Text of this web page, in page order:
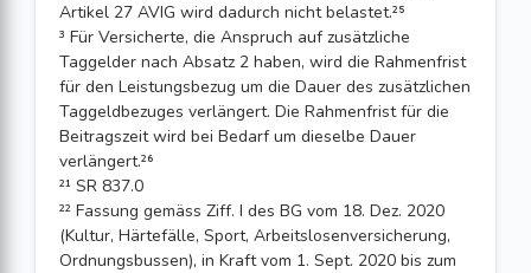
Artikel 27 AVIG wird dadurch nicht belastet.²⁵
³ Für Versicherte, die Anspruch auf zusätzliche
Taggelder nach Absatz 2 haben, wird die Rahmenfrist
für den Leistungsbezug um die Dauer des zusätzlichen
Taggeldbezuges verlängert. Die Rahmenfrist für die
Beitragszeit wird bei Bedarf um dieselbe Dauer
verlängert.²⁶
²¹ SR 837.0
²² Fassung gemäss Ziff. I des BG vom 18. Dez. 2020
(Kultur, Härtefälle, Sport, Arbeits­losenversicherung,
Ordnungsbussen), in Kraft vom 1. Sept. 2020 bis zum